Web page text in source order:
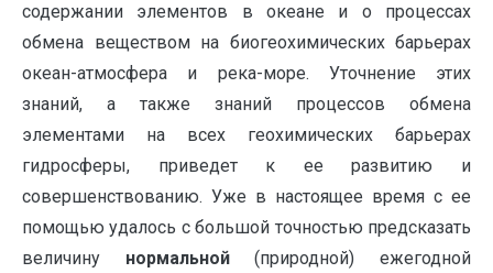
содержании элементов в океане и о процессах
обмена веществом на биогеохимических барьерах
океан-атмосфера и река-море. Уточнение этих
знаний, а также знаний процессов обмена
элементами на всех геохимических барьерах
гидросферы, приведет к ее развитию и
совершенствованию. Уже в настоящее время с ее
помощью удалось с большой точностью предсказать
величину нормальной(природной) ежегодной